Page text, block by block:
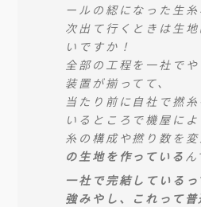
ールの綛になった生
次出て行くときは生
いですか！
全部の工程を一社で
装置が揃ってて、
当たり前に自社で撚
いるところで機屋によ
糸の構成や撚り数を変
の生地を作っている
一社で完結している
強みやし、これって